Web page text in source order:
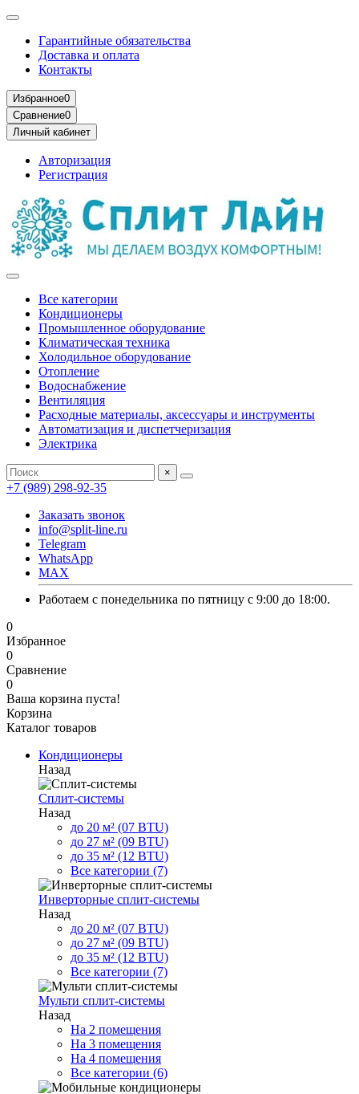
Гарантийные обязательства
Доставка и оплата
Контакты
Избранное0
Сравнение0
Личный кабинет
Авторизация
Регистрация
Все категории
Кондиционеры
Промышленное оборудование
Климатическая техника
Холодильное оборудование
Отопление
Водоснабжение
Вентиляция
Расходные материалы, аксессуары и инструменты
Автоматизация и диспетчеризация
Электрика
×
+7 (989) 298-92-35
Заказать звонок
info@split-line.ru
Telegram
WhatsApp
MAX
Работаем с понедельника по пятницу с 9:00 до 18:00.
0
Избранное
0
Сравнение
0
Ваша корзина пуста!
Корзина
Каталог товаров
Кондиционеры
Назад
Сплит-системы
Назад
до 20 м² (07 BTU)
до 27 м² (09 BTU)
до 35 м² (12 BTU)
Все категории (7)
Инверторные сплит-системы
Назад
до 20 м² (07 BTU)
до 27 м² (09 BTU)
до 35 м² (12 BTU)
Все категории (7)
Мульти сплит-системы
Назад
На 2 помещения
На 3 помещения
На 4 помещения
Все категории (6)